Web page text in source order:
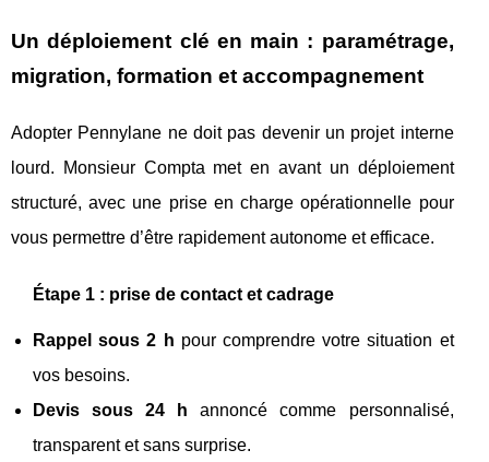
Un déploiement clé en main : paramétrage,
migration, formation et accompagnement
Adopter Pennylane ne doit pas devenir un projet interne
lourd. Monsieur Compta met en avant un déploiement
structuré, avec une prise en charge opérationnelle pour
vous permettre d’être rapidement autonome et efficace.
Étape 1 : prise de contact et cadrage
Rappel sous 2 h pour comprendre votre situation et
vos besoins.
Devis sous 24 h annoncé comme personnalisé,
transparent et sans surprise.